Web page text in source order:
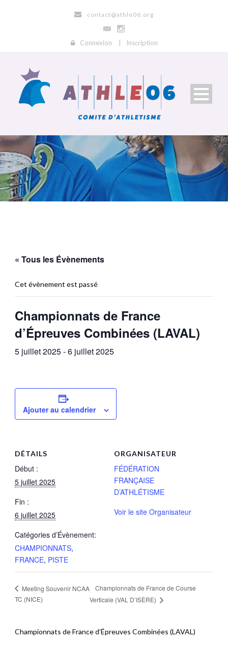
contact@athle06.org
Connexion Inscription
« Tous les Évènements
Cet évènement est passé
Championnats de France
d’Épreuves Combinées (LAVAL)
5 juillet 2025-6 juillet 2025
Ajouter au calendrier
DÉTAILS
Début :
5 juillet 2025
Fin :
6 juillet 2025
Catégories d’Évènement:
CHAMPIONNATS,
FRANCE, PISTE
ORGANISATEUR
FÉDÉRATION
FRANÇAISE
D’ATHLÉTISME
Voir le site Organisateur
Meeting Souvenir NCAA
TC (NICE)
Championnats de France de Course
Verticale (VAL D’ISÈRE)
Championnats de France d’Épreuves Combinées (LAVAL)